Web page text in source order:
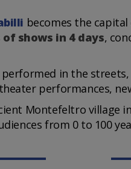
becomes the
shows in 4 days,
in the
performances,
Montefeltro village
from 0 to 100